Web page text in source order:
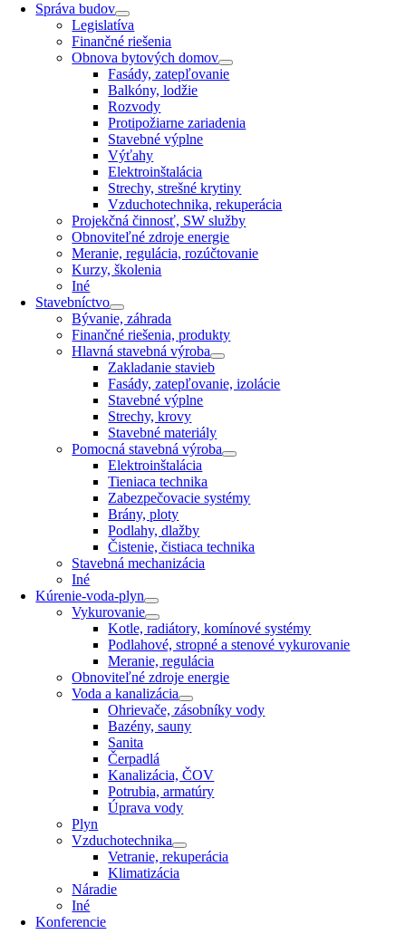
Správa budov
Legislatíva
Finančné riešenia
Obnova bytových domov
Fasády, zatepľovanie
Balkóny, lodžie
Rozvody
Protipožiarne zariadenia
Stavebné výplne
Výťahy
Elektroinštalácia
Strechy, strešné krytiny
Vzduchotechnika, rekuperácia
Projekčná činnosť, SW služby
Obnoviteľné zdroje energie
Meranie, regulácia, rozúčtovanie
Kurzy, školenia
Iné
Stavebníctvo
Bývanie, záhrada
Finančné riešenia, produkty
Hlavná stavebná výroba
Zakladanie stavieb
Fasády, zatepľovanie, izolácie
Stavebné výplne
Strechy, krovy
Stavebné materiály
Pomocná stavebná výroba
Elektroinštalácia
Tieniaca technika
Zabezpečovacie systémy
Brány, ploty
Podlahy, dlažby
Čistenie, čistiaca technika
Stavebná mechanizácia
Iné
Kúrenie-voda-plyn
Vykurovanie
Kotle, radiátory, komínové systémy
Podlahové, stropné a stenové vykurovanie
Meranie, regulácia
Obnoviteľné zdroje energie
Voda a kanalizácia
Ohrievače, zásobníky vody
Bazény, sauny
Sanita
Čerpadlá
Kanalizácia, ČOV
Potrubia, armatúry
Úprava vody
Plyn
Vzduchotechnika
Vetranie, rekuperácia
Klimatizácia
Náradie
Iné
Konferencie